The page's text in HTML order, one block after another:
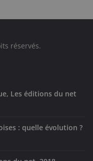
réservés.
Les éditions du net
: quelle évolution ?